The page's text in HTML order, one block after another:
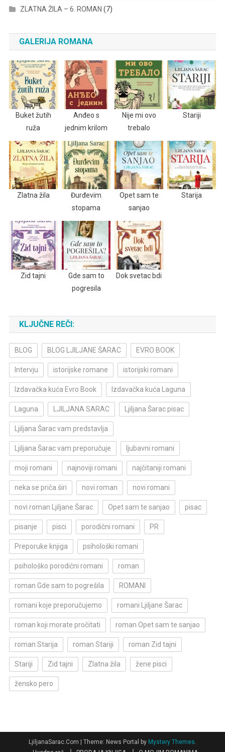
ZLATNA ŽILA – 6. ROMAN (7)
GALERIJA ROMANA
Buket žutih
ruža
Anđeo s
jednim krilom
Nije mi ovo
trebalo
Stariji
Zlatna žila
Đurđevim
stopama
Opet sam te
sanjao
Starija
Zid tajni
Gde sam to
pogresila
Dok svetac bdi
KLJUČNE REČI:
BLOG BLOG LJILJANE ŠARAC EVRO BOOK
Intervju istorijske romane istorijski romani
Izdavačka kuća Evro Book Izdavačka kuća Laguna
Laguna LJILJANA SARAC Ljiljana Šarac pisac
Ljiljana Šarac vam predstavlja
Ljiljana Šarac vam preporučuje ljubavni romani
moji romani najnoviji romani najčitaniji romani
neka se priča širi novi roman novi romani
novi roman Ljiljane Šarac Opet sam te sanjao pisac
pisanje pisci porodični romani PR
Preporuke knjiga psihološki romani
psihološko porodični romani roman
roman Gde sam to pogrešila ROMANI
romani koje preporučujemo romani Ljiljane Šarac
roman koji morate pročitati roman Opet sam te sanjao
roman Starija roman Stariji roman Zid tajni
Stariji Zid tajni Zlatna žila žene pisci
žensko pero
LjiljanaSarac.Com Theme: News Portal by Mystery Themes.